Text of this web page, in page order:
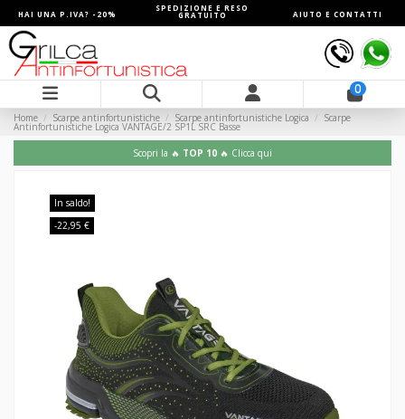
HAI UNA P.IVA? -20%
SPEDIZIONE E RESO
GRATUITO AIUTO E CONTATTI
0
Home Scarpe antinfortunistiche Scarpe antinfortunistiche Logica Scarpe
Antinfortunistiche Logica VANTAGE/2 SP1L SRC Basse
Scopri la 🔥 TOP 10 🔥 Clicca qui
In saldo!
-22,95 €